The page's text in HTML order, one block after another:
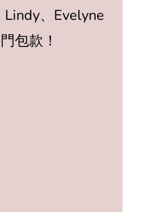
Lindy、Evelyne
包款！